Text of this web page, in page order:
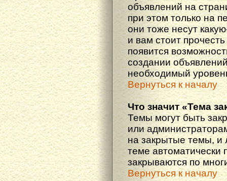
объявлений на
при этом только на
они тоже несут
и вам стоит
появится
создании
необходимый
Вернуться к началу
Что значит «Тема
Темы могут быть
или
на закрытые темы, и
теме автоматически
закрываются по
Вернуться к началу